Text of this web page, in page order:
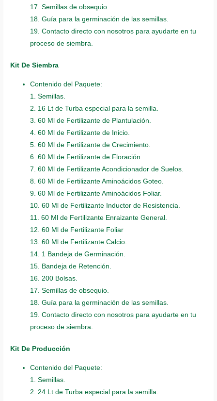
17. Semillas de obsequio.
18. Guía para la germinación de las semillas.
19. Contacto directo con nosotros para ayudarte en tu
proceso de siembra.
Kit De Siembra
Contenido del Paquete:
1. Semillas.
2. 16 Lt de Turba especial para la semilla.
3. 60 Ml de Fertilizante de Plantulación.
4. 60 Ml de Fertilizante de Inicio.
5. 60 Ml de Fertilizante de Crecimiento.
6. 60 Ml de Fertilizante de Floración.
7. 60 Ml de Fertilizante Acondicionador de Suelos.
8. 60 Ml de Fertilizante Aminoácidos Goteo.
9. 60 Ml de Fertilizante Aminoácidos Foliar.
10. 60 Ml de Fertilizante Inductor de Resistencia.
11. 60 Ml de Fertilizante Enraizante General.
12. 60 Ml de Fertilizante Foliar
13. 60 Ml de Fertilizante Calcio.
14. 1 Bandeja de Germinación.
15. Bandeja de Retención.
16. 200 Bolsas.
17. Semillas de obsequio.
18. Guía para la germinación de las semillas.
19. Contacto directo con nosotros para ayudarte en tu
proceso de siembra.
Kit De Producción
Contenido del Paquete:
1. Semillas.
2. 24 Lt de Turba especial para la semilla.